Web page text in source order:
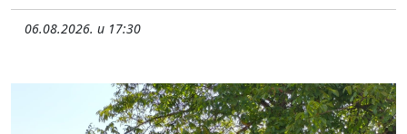
06.08.2026. u 17:30